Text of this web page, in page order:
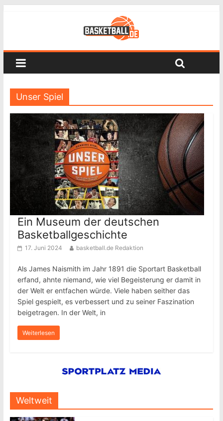
Unser Spiel
Ein Museum der deutschen
Basketballgeschichte
17. Juni 2024 basketball.de Redaktion
Als James Naismith im Jahr 1891 die Sportart Basketball
erfand, ahnte niemand, wie viel Begeisterung er damit in
der Welt er entfachen würde. Viele haben seither das
Spiel gespielt, es verbessert und zu seiner Faszination
beigetragen. In der Welt, in
Weiterlesen
Weltweit